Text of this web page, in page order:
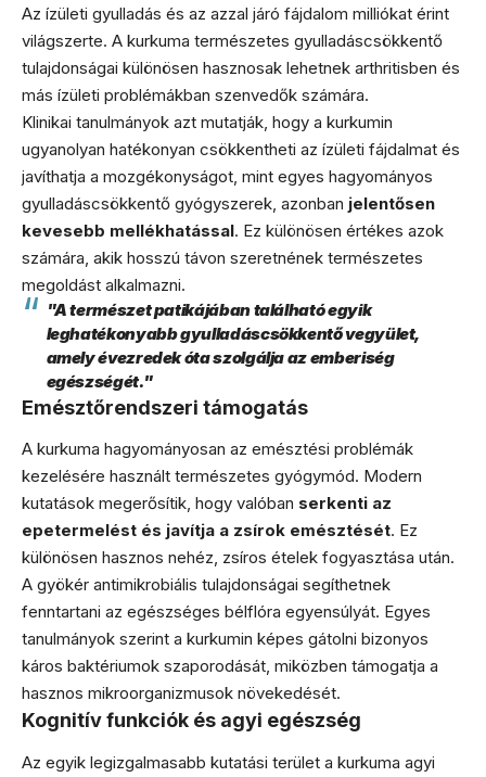
Az ízületi gyulladás és az azzal járó fájdalom milliókat érint
világszerte. A kurkuma természetes gyulladáscsökkentő
tulajdonságai különösen hasznosak lehetnek arthritisben és
más ízületi problémákban szenvedők számára.
Klinikai tanulmányok azt mutatják, hogy a kurkumin
ugyanolyan hatékonyan csökkentheti az ízületi fájdalmat és
javíthatja a mozgékonyságot, mint egyes hagyományos
gyulladáscsökkentő gyógyszerek, azonban jelentősen
kevesebb mellékhatással. Ez különösen értékes azok
számára, akik hosszú távon szeretnének természetes
megoldást alkalmazni.
"A természet patikájában található egyik
leghatékonyabb gyulladáscsökkentő vegyület,
amely évezredek óta szolgálja az emberiség
egészségét."
Emésztőrendszeri támogatás
A kurkuma hagyományosan az emésztési problémák
kezelésére használt természetes gyógymód. Modern
kutatások megerősítik, hogy valóban serkenti az
epetermelést és javítja a zsírok emésztését. Ez
különösen hasznos nehéz, zsíros ételek fogyasztása után.
A gyökér antimikrobiális tulajdonságai segíthetnek
fenntartani az egészséges bélflóra egyensúlyát. Egyes
tanulmányok szerint a kurkumin képes gátolni bizonyos
káros baktériumok szaporodását, miközben támogatja a
hasznos mikroorganizmusok növekedését.
Kognitív funkciók és agyi egészség
Az egyik legizgalmasabb kutatási terület a kurkuma agyi